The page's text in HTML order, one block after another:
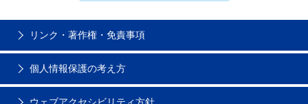
リンク・著作権・免責事項
個人情報保護の考え方